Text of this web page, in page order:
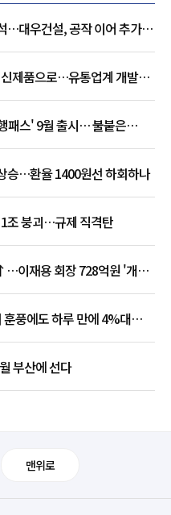
…대우건설, 공작 이어 추가
제품으로…유통업계 개발실
패스' 9월 출시… 불붙은
승…환율 1400원선 하회하나
조 붕괴…규제 직격탄
이재용 회장 728억원 '개인
풍에도 하루 만에 4%대
부산에 선다
맨위로